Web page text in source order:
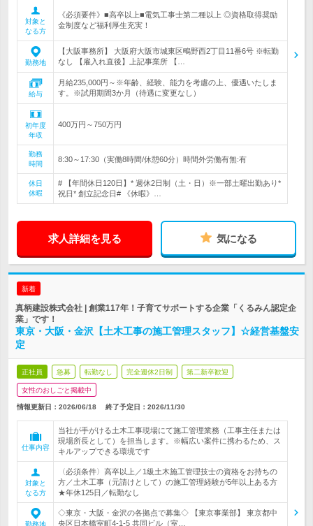
対象と
なる方
《必須要件》■高卒以上■電気工事士第二種以上 ◎資格取得奨励
金制度など福利厚生充実！
勤務地
【大阪事務所】 大阪府大阪市城東区鴫野西2丁目11番6号 ※転勤
なし 【雇入れ直後】上記事業所 【…
給与
月給235,000円～※年齢、経験、能力を考慮の上、優遇いたしま
す。※試用期間3か月（待遇に変更なし）
初年度
年収
400万円～750万円
勤務
時間
8:30～17:30（実働8時間/休憩60分）時間外労働有無:有
休日
休暇
# 【年間休日120日】* 週休2日制（土・日）※一部土曜出勤あり*
祝日* 創立記念日# 《休暇》…
求人詳細を見る 気になる
新着
真柄建設株式会社 | 創業117年！子育てサポートする企業「くるみん認定企
業」です！
東京・大阪・金沢【土木工事の施工管理スタッフ】☆経営基盤安
定
正社員 急募 転勤なし 完全週休2日制 第二新卒歓迎
女性のおしごと掲載中
情報更新日：2026/06/18 終了予定日： 2026/11/30
仕事内容
当社が手がける土木工事現場にて施工管理業務（工事主任または
現場所長として）を担当します。※幅広い案件に携わるため、ス
キルアップできる環境です
対象と
なる方
〈必須条件〉高卒以上／1級土木施工管理技士の資格をお持ちの
方／土木工事（元請けとして）の施工管理経験が5年以上ある方
★年休125日／転勤なし
勤務地
◇東京・大阪・金沢の各拠点で募集◇ 【東京事業部】 東京都中
央区日本橋室町4-1-5 共同ビル（室…